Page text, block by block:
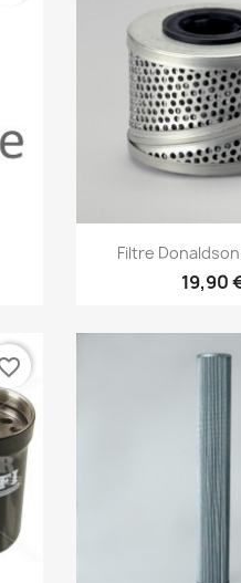
Aperçu
Filtre
19,90